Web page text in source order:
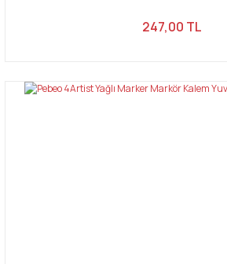
247,00 TL